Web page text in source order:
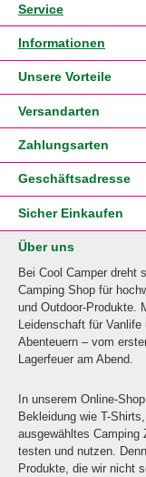
Service
Informationen
Unsere Vorteile
Versandarten
Zahlungsarten
Geschäftsadresse
Sicher Einkaufen
Über uns
Bei Cool Camper dreht
Camping Shop für
und Outdoor-Produkte.
Leidenschaft für
Abenteuern – vom
Lagerfeuer am Abend.
In unserem Online-
Bekleidung wie T-
ausgewähltes Camping
testen und nutzen.
Produkte, die wir nicht